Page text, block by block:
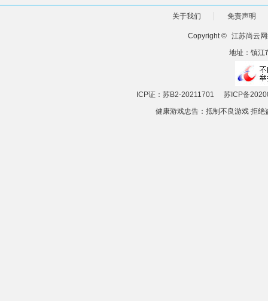
关于我们 免责声明
Copyright © 江苏尚云
地址：镇江
ICP证：苏B2-20211701
苏ICP备
健康游戏忠告：抵制不良游戏 拒